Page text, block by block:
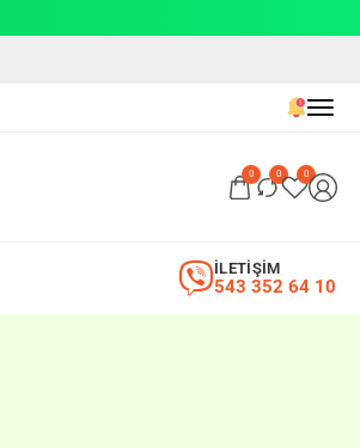
0 0 0
543 352 64 10
İLETİŞİM